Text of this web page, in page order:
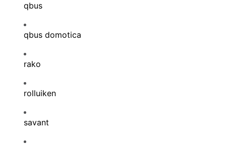
qbus
qbus domotica
rako
rolluiken
savant